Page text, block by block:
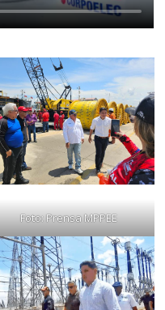
Foto: Prensa MPPEE